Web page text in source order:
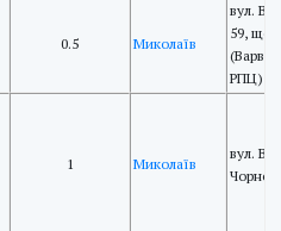
0.5 Миколаїв
вул.
59,
РПЦ)
1 Миколаїв
вул.